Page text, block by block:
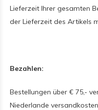
Lieferzeit Ihrer gesamten
der Lieferzeit des Artikels
Bezahlen:
Bestellungen über € 75,-
Niederlande